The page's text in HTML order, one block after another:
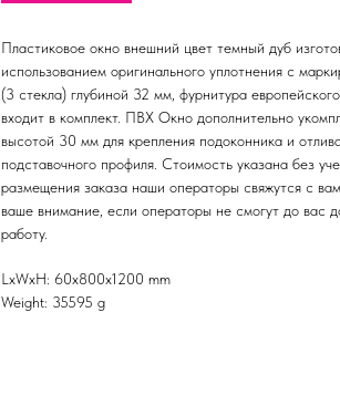
Пластиковое окно внешний цвет темный дуб
использованием оригинального уплотнения с
(3 стекла) глубиной 32 мм, фурнитура
входит в комплект. ПВХ Окно дополнительно
высотой 30 мм для крепления подоконника и
подставочного профиля. Стоимость указана без
размещения заказа наши операторы свяжутся с
ваше внимание, если операторы не смогут до вас
работу.
LxWxH: 60x800x1200 mm
Weight: 35595 g